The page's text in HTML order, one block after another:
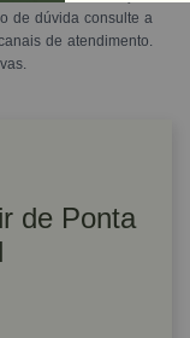
de dúvida consulte a
de atendimento.
de Ponta